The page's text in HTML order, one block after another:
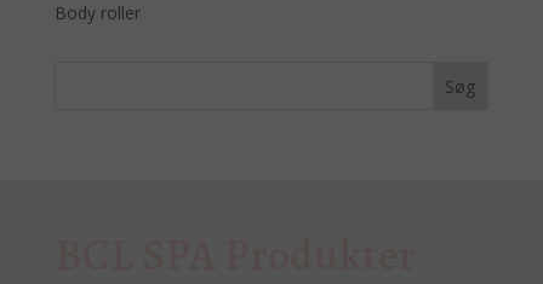
Body roller